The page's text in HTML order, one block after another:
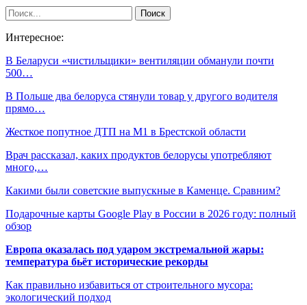
Интересное:
В Беларуси «чистильщики» вентиляции обманули почти
500…
В Польше два белоруса стянули товар у другого водителя
прямо…
Жесткое попутное ДТП на М1 в Брестской области
Врач рассказал, каких продуктов белорусы употребляют
много,…
Какими были советские выпускные в Каменце. Сравним?
Подарочные карты Google Play в России в 2026 году: полный
обзор
Европа оказалась под ударом экстремальной жары:
температура бьёт исторические рекорды
Как правильно избавиться от строительного мусора:
экологический подход